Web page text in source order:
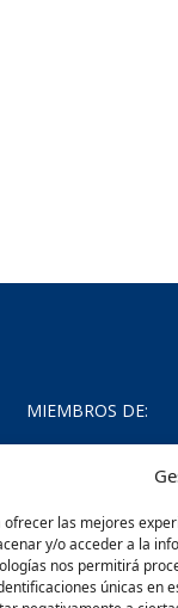
ofrecer las mejores
y/o acceder a la
nos permitirá
únicas en
MIEMBROS DE: